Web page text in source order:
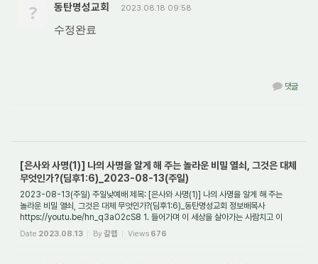
? 동탄명성교회 2023.08.18 09:58
수정완료
댓글
[은사와 사명(1)] 나의 사명을 알게 해 주는 놀라운 비밀 열쇠, 그것은 대체
무엇인가?(딤후1:6)_2023-08-13(주일)
2023-08-13(주일) 주일낮예배 제목: [은사와 사명(1)] 나의 사명을 알게 해 주는
놀라운 비밀 열쇠, 그것은 대체 무엇인가?(딤후1:6)_동탄명성교회 정보배목사
https://youtu.be/hn_q3aO2cS8 1. 들어가며 이 세상을 살아가는 사람치고 이
땅에 의미없이 보내어...
Date 2023.08.13 By갈렙 Views 676